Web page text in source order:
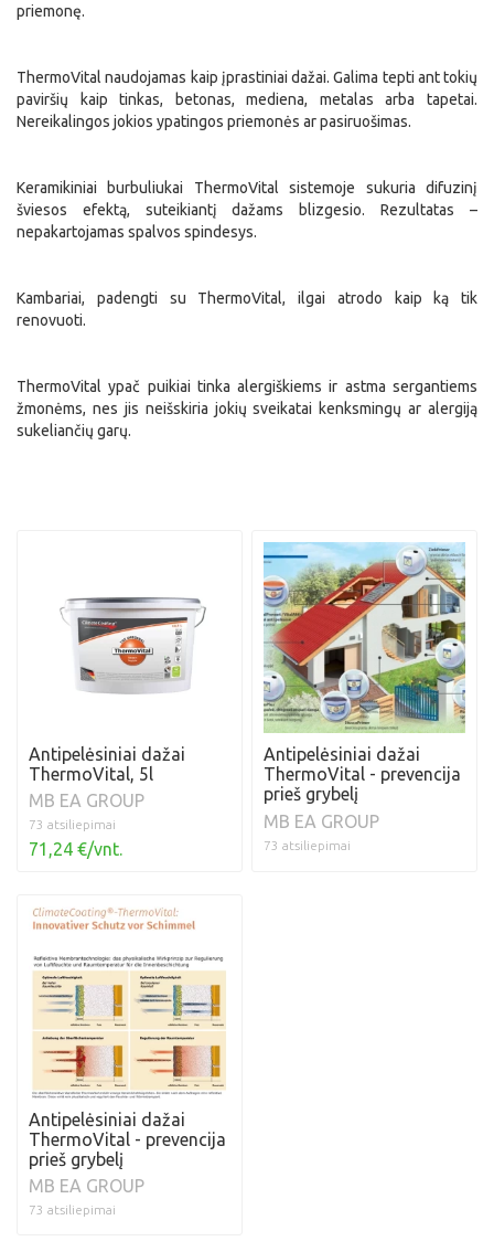
priemonę.
ThermoVital naudojamas kaip įprastiniai dažai. Galima tepti ant tokių
paviršių kaip tinkas, betonas, mediena, metalas arba tapetai.
Nereikalingos jokios ypatingos priemonės ar pasiruošimas.
Keramikiniai burbuliukai ThermoVital sistemoje sukuria difuzinį
šviesos efektą, suteikiantį dažams blizgesio. Rezultatas –
nepakartojamas spalvos spindesys.
Kambariai, padengti su ThermoVital, ilgai atrodo kaip ką tik
renovuoti.
ThermoVital ypač puikiai tinka alergiškiems ir astma sergantiems
žmonėms, nes jis neišskiria jokių sveikatai kenksmingų ar alergiją
sukeliančių garų.
Antipelėsiniai dažai
ThermoVital, 5l
MB EA GROUP
73 atsiliepimai
71,24 €/vnt.
Antipelėsiniai dažai
ThermoVital - prevencija
prieš grybelį
MB EA GROUP
73 atsiliepimai
Antipelėsiniai dažai
ThermoVital - prevencija
prieš grybelį
MB EA GROUP
73 atsiliepimai